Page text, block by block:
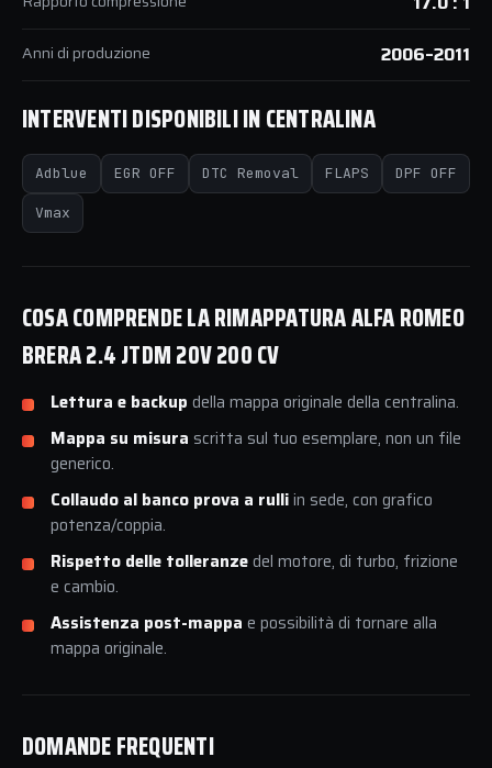
Anni di produzione 2006–2011
INTERVENTI DISPONIBILI IN CENTRALINA
Adblue EGR OFF DTC Removal FLAPS DPF OFF
Vmax
COSA COMPRENDE LA RIMAPPATURA ALFA ROMEO
BRERA 2.4 JTDM 20V 200 CV
Lettura e backup della mappa originale della centralina.
Mappa su misura scritta sul tuo esemplare, non un file
generico.
Collaudo al banco prova a rulliin sede, con grafico
potenza/coppia.
Rispetto delle tolleranzedel motore, di turbo, frizione
e cambio.
Assistenza post-mappa e possibilità di tornare alla
mappa originale.
DOMANDE FREQUENTI